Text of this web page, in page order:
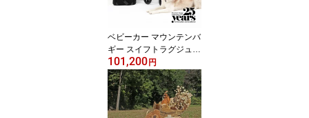
ベビーカー マウンテンバ
ギー スイフトラグジュア
リーモデルmountain bug
gy swift luxury 新生児か
ら5歳頃まで 3輪 三輪 エ
アロテックタイヤ ハンド
ル角度調整可能 10イン
101,200 円